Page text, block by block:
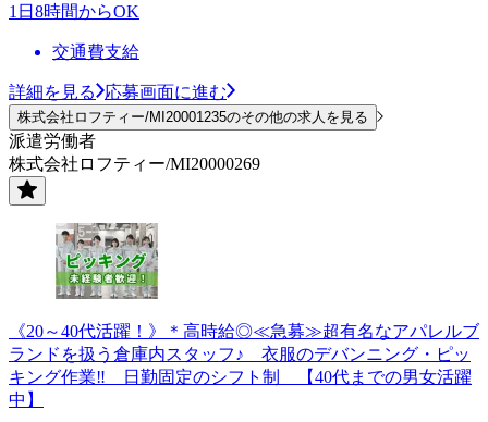
1日8時間からOK
交通費支給
詳細を見る 応募画面に進む
株式会社ロフティー/MI20001235のその他の求人を見る
派遣労働者
株式会社ロフティー/MI20000269
《20～40代活躍！》＊高時給◎≪急募≫超有名なアパレルブ
ランドを扱う倉庫内スタッフ♪ 衣服のデバンニング・ピッ
キング作業‼ 日勤固定のシフト制 【40代までの男女活躍
中】